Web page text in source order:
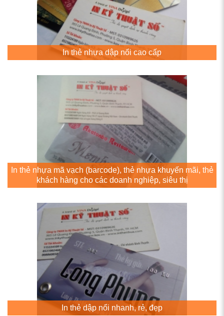
In thẻ nhựa dập nổi cao cấp
In thẻ nhựa mã vạch (barcode), thẻ nhựa khuyến mãi, thẻ
khách hàng cho các doanh nghiệp, siêu thị
In thẻ dập nổi nhanh, rẻ, đẹp